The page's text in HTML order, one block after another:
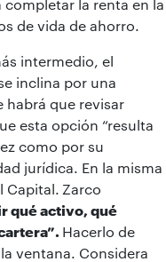
la renta en la
de vida de ahorro.
intermedio, el
inclina por una
habrá que revisar
esta opción “resulta
como por su
jurídica. En la misma
Capital. Zarco
qué activo, qué
Hacerlo de
ventana. Considera